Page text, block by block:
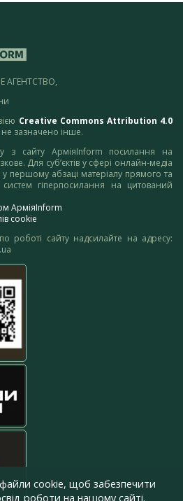
АГЕНТСТВО,
Creative Commons Attribution 4.0
зазначено інше.
з сайту АрміяInform посилання на
Для суб’єктів у сфері онлайн-медіа
першому абзаці матеріалу прямого та
гіперпосилання на цитований
АрміяInform
cookie
роботі сайту надсилайте на адресу:
cookie, щоб забезпечити
роботи на нашому сайті.